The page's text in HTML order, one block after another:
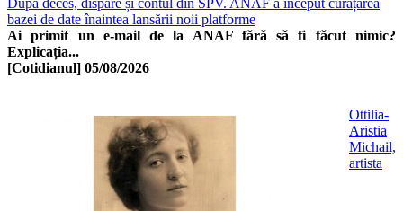
bazei de date înaintea lansării noii platforme
Ai primit un e-mail de la ANAF fără să fi făcut nimic?
Explicația...
[Cotidianul] 05/08/2026
Ottilia-
Aristia
Michail,
artista